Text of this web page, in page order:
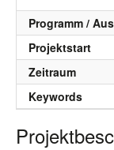
Programm /
Projektstart
Zeitraum
Keywords